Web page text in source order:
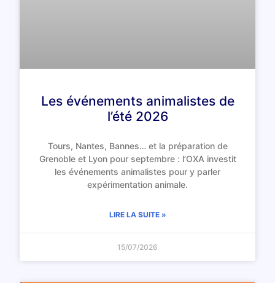
Les événements animalistes de
l’été 2026
Tours, Nantes, Bannes… et la préparation de
Grenoble et Lyon pour septembre : l’OXA investit
les événements animalistes pour y parler
expérimentation animale.
LIRE LA SUITE »
15/07/2026